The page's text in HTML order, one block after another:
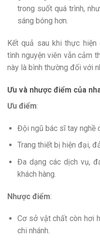
trong suốt quá trình,
sáng bóng hơn.
Kết quả sau khi thực hiện
tình nguyện viên vẫn cảm
này là bình thường đối với
Ưu và nhược điểm của
Ưu điểm:
Đội ngũ bác sĩ tay nghề
Trang thiết bị hiện đại,
Đa dạng các dịch vụ,
khách hàng.
Nhược điểm:
Cơ sở vật chất còn hơi
chi nhánh.